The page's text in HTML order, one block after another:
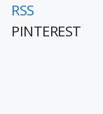
RSS
PINTEREST